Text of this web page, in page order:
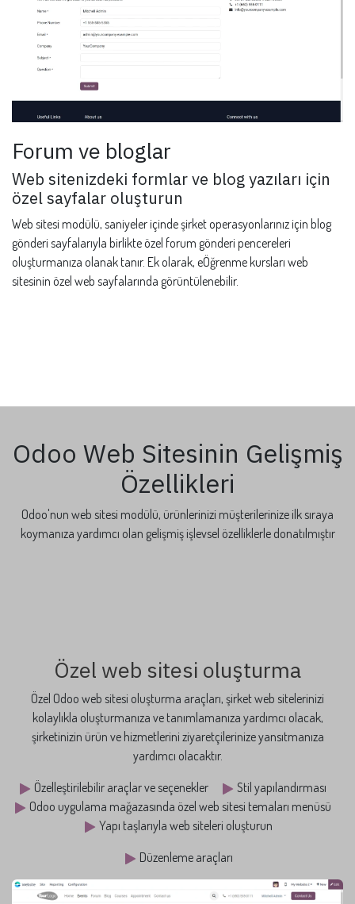
Forum ve bloglar
Web sitenizdeki formlar ve blog yazıları için
özel sayfalar oluşturun
Web sitesi modülü, saniyeler içinde şirket operasyonlarınız için blog
gönderi sayfalarıyla birlikte özel forum gönderi pencereleri
oluşturmanıza olanak tanır. Ek olarak, eÖğrenme kursları web
sitesinin özel web sayfalarında görüntülenebilir.
Odoo Web Sitesinin Gelişmiş
Özellikleri
Odoo'nun web sitesi modülü, ürünlerinizi müşterilerinize ilk sıraya
koymanıza yardımcı olan gelişmiş işlevsel özelliklerle donatılmıştır
Özel web sitesi oluşturma
Özel Odoo web sitesi oluşturma araçları, şirket web sitelerinizi
kolaylıkla oluşturmanıza ve tanımlamanıza yardımcı olacak,
şirketinizin ürün ve hizmetlerini ziyaretçilerinize yansıtmanıza
yardımcı olacaktır.
Özelleştirilebilir araçlar ve seçenekler
Stil yapılandırması
Odoo uygulama mağazasında özel web sitesi temaları menüsü
Yapı taşlarıyla web siteleri oluşturun
Düzenleme araçları